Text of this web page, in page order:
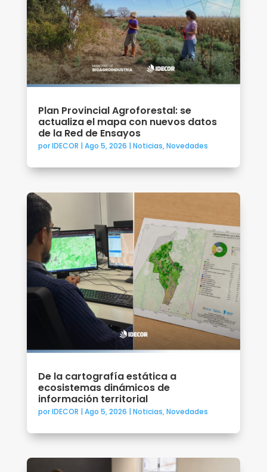
Plan Provincial Agroforestal: se
actualiza el mapa con nuevos datos
de la Red de Ensayos
porIDECOR | Ago 5, 2026 | Noticias,Novedades
De la cartografía estática a
ecosistemas dinámicos de
información territorial
porIDECOR | Ago 5, 2026 | Noticias,Novedades